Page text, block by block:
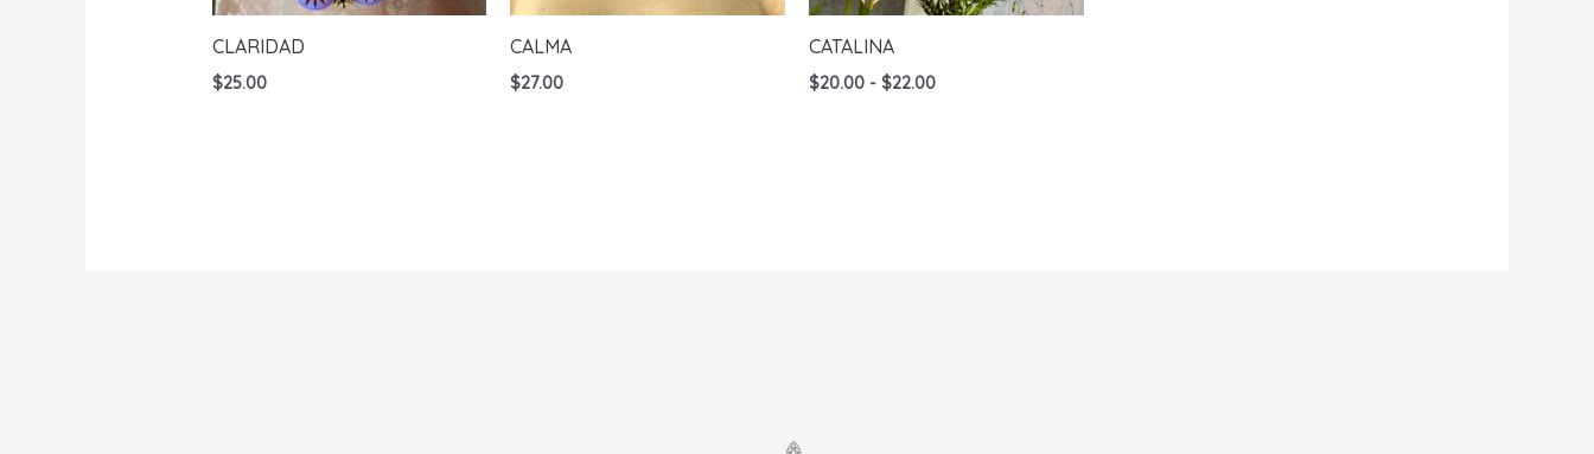
CLARIDAD
$25.00
CALMA
$27.00
CATALINA
$20.00 - $22.00Rango